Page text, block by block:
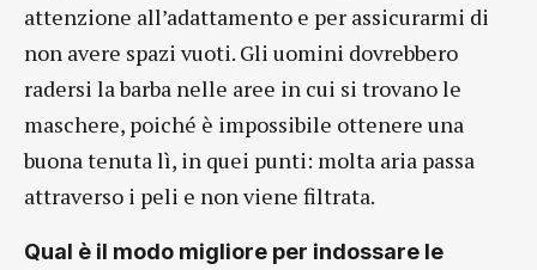
attenzione all’adattamento e per assicurarmi di
non avere spazi vuoti. Gli uomini dovrebbero
radersi la barba nelle aree in cui si trovano le
maschere, poiché è impossibile ottenere una
buona tenuta lì, in quei punti: molta aria passa
attraverso i peli e non viene filtrata.
Qual è il modo migliore per indossare le